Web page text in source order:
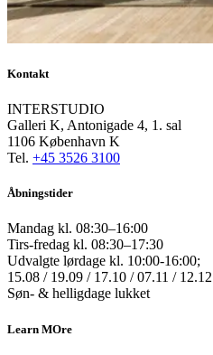
Kontakt
INTERSTUDIO
Galleri K, Antonigade 4, 1. sal
1106 København K
Tel. +45 3526 3100
Åbningstider
Mandag kl. 08:30–16:00
Tirs-fredag kl. 08:30–17:30
Udvalgte lørdage kl. 10:00-16:00;
15.08 / 19.09 / 17.10 / 07.11 / 12.12
Søn- & helligdage lukket
Learn MOre